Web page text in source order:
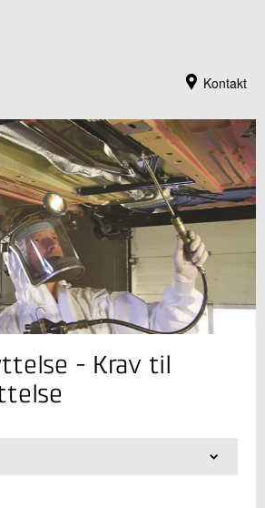
Kontakt
- Krav til
kvalitetskontrollerer din bils